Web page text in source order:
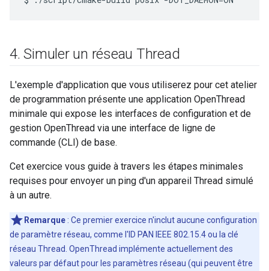
4. Simuler un réseau Thread
L'exemple d'application que vous utiliserez pour cet atelier
de programmation présente une application OpenThread
minimale qui expose les interfaces de configuration et de
gestion OpenThread via une interface de ligne de
commande (CLI) de base.
Cet exercice vous guide à travers les étapes minimales
requises pour envoyer un ping d'un appareil Thread simulé
à un autre.
Remarque : Ce premier exercice n'inclut aucune configuration
de paramètre réseau, comme l'ID PAN IEEE 802.15.4 ou la clé
réseau Thread. OpenThread implémente actuellement des
valeurs par défaut pour les paramètres réseau (qui peuvent être